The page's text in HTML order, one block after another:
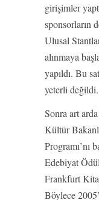
girişimler
sponsorların
Ulusal
alınmaya
yapıldı. Bu
yeterli değildi.
Sonra art
Kültür
Programı’nı
Edebiyat
Frankfurt
Böylece